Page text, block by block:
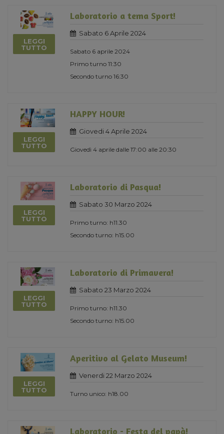
LEGGI
TUTTO
Laboratorio a tema Sport!
Sabato 6 Aprile 2024
Sabato 6 aprile 2024
Primo turno 11:30
Secondo turno 16:30
LEGGI
TUTTO
HAPPY HOUR!
Giovedi 4 Aprile 2024
Giovedì 4 aprile dalle 17:00 alle 20:30
LEGGI
TUTTO
Laboratorio di Pasqua!
Sabato 30 Marzo 2024
Primo turno: h11.30
Secondo turno: h15.00
LEGGI
TUTTO
Laboratorio di Primavera!
Sabato 23 Marzo 2024
Primo turno: h11.30
Secondo turno: h15.00
LEGGI
TUTTO
Aperitivo al Gelato Museum!
Venerdi 22 Marzo 2024
Turno unico: h18.00
Laboratorio - Festa del papà!